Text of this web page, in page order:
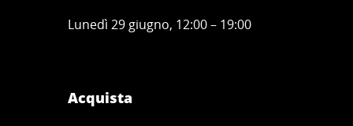
Lunedì 29 giugno, 12:00 – 19:00
Acquista